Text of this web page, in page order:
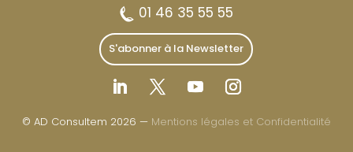
01 46 35 55 55
S'abonner à la Newsletter
© AD Consultem 2026 — Mentions légales et Confidentialité